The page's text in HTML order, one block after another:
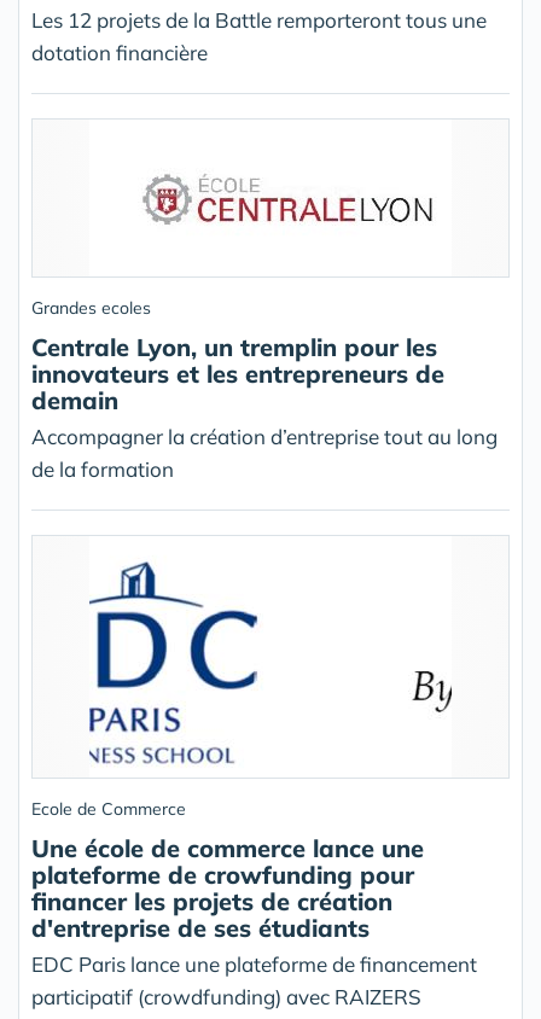
Les 12 projets de la Battle remporteront tous une
dotation financière
Grandes ecoles
Centrale Lyon, un tremplin pour les
innovateurs et les entrepreneurs de
demain
Accompagner la création d’entreprise tout au long
de la formation
Ecole de Commerce
Une école de commerce lance une
plateforme de crowfunding pour
financer les projets de création
d'entreprise de ses étudiants
EDC Paris lance une plateforme de financement
participatif (crowdfunding) avec RAIZERS